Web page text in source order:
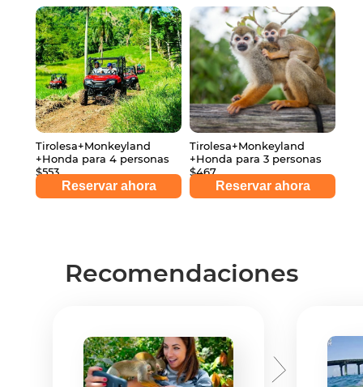
Tirolesa+Monkeyland
+Honda para 3 personas
$467
Reservar ahora
Tirolesa+Monkeyland
+Honda para 4 personas
$553
Reservar ahora
Recomendaciones